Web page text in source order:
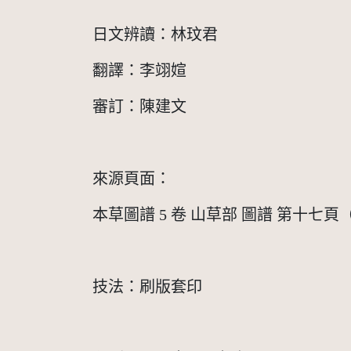
日文辨讀：林玟君
翻譯：李翊媗
審訂：陳建文
來源頁面：
本草圖譜 5 卷 山草部 圖譜 第十七頁
技法：刷版套印